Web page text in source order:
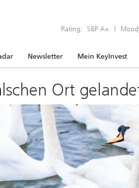
Rating: S&P A+ |
Newsletter Mein KeyInvest
Ort